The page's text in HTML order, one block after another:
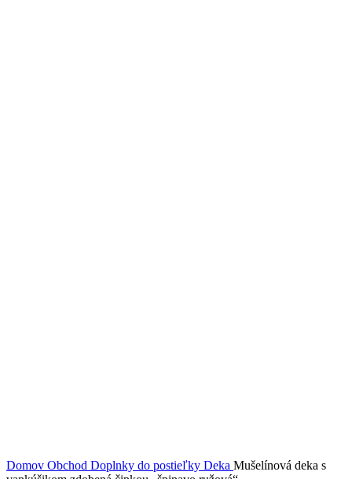
Domov Obchod Doplnky do postieľky Deka Mušelínová deka s